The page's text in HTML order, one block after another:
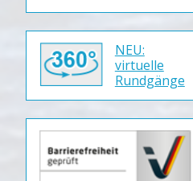
NEU:
virtuelle
Rundgänge